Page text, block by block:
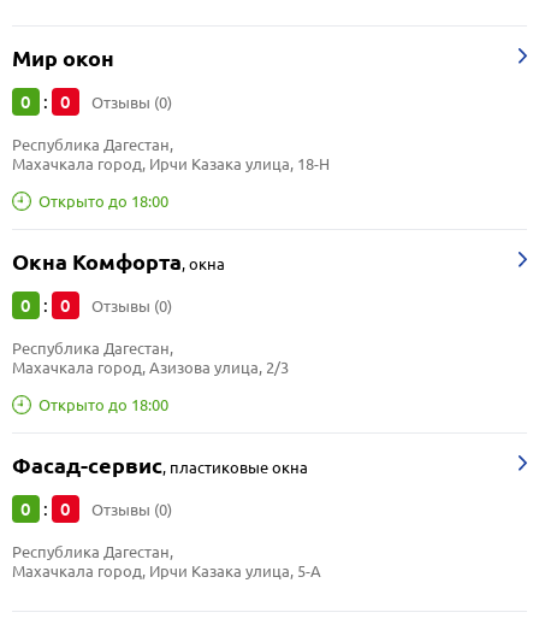
Мир окон
0 : 0 Отзывы (0)
Открыто до 18:00
Республика Дагестан,
Махачкала город, Ирчи Казака улица, 18-Н
Окна Комфорта,окна
0 : 0 Отзывы (0)
Открыто до 18:00
Республика Дагестан,
Махачкала город, Азизова улица, 2/3
Фасад-сервис, пластиковые окна
0 : 0 Отзывы (0)
Республика Дагестан,
Махачкала город, Ирчи Казака улица, 5-А